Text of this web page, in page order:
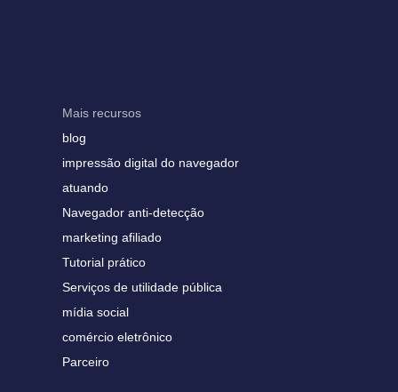
Mais recursos
blog
impressão digital do navegador
atuando
Navegador anti-detecção
marketing afiliado
Tutorial prático
Serviços de utilidade pública
mídia social
comércio eletrônico
Parceiro